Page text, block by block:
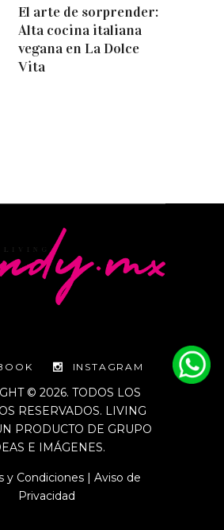
El arte de sorprender:
Alta cocina italiana
vegana en La Dolce
Vita
INSTAGRAM
© 2026. TODOS LOS
RESERVADOS. LIVING
PRODUCTO DE GRUPO
E IMÁGENES.
y Condiciones| Aviso de
Privacidad